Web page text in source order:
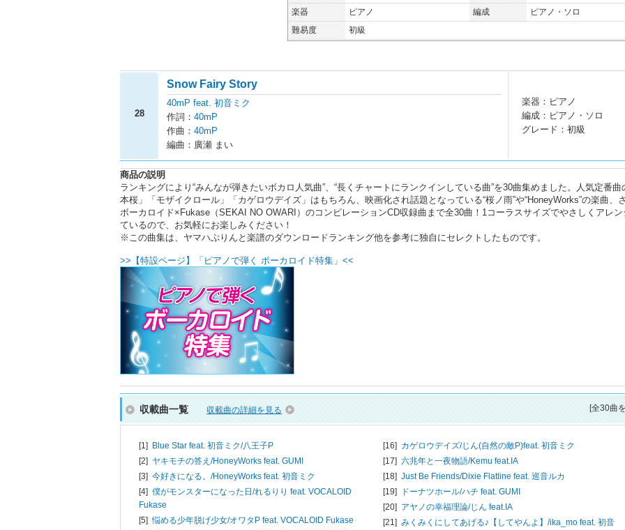
楽器
ピアノ 編成
ピアノ・ソロ
難易度
初級
28
Snow Fairy Story
40mP feat. 初音ミク
作詞： 40mP
作曲： 40mP
編曲：廣瀬 まい
楽器：ピアノ
編成：ピアノ・ソロ
グレード：初級
商品の説明
ランキングにより“みんなが弾きたいボカロ人気曲”、“長くチャートにランクインしている曲”を30曲集めました。人気定番曲
本桜」「モザイクロール」「カゲロウデイズ」はもちろん、映画化され話題となっている“桜ノ雨”や“HoneyWorks”の楽曲、
ボーカロイド×Fukase（SEKAI NO OWARI）のコンピレーションCD収録曲まで全30曲！1コーラスサイズでやさしくアレン
ているので、お気軽にお楽しみください！
※この曲集は、ヤマハぷりんと楽譜のダウンロードランキング他を参考に独自にセレクトしたものです。
>>【特設ページ】「ピアノで弾く ボーカロイド特集」<<
収載曲一覧 収載曲の詳細を見る [全30曲
[1] Blue Star feat. 初音ミク/八王子P
[2] ヤキモチの答え/HoneyWorks feat. GUMI
[3] 今好きになる。/HoneyWorks feat. 初音ミク
[4] 僕がモンスターになった日/れるりり feat. VOCALOID
Fukase
[5]悩める少年脱げ少女/オワタP feat. VOCALOID Fukase
[16] カゲロウデイズ/じん(自然の敵P)feat. 初音ミク
[17] 六兆年と一夜物語/Kemu feat.IA
[18] Just Be Friends/Dixie Flatline feat. 巡音ルカ
[19]
ドーナツホール/ハチ feat. GUMI
[20] アヤノの幸福理論/じん feat.IA
[21] みくみくにしてあげる♪【してやんよ】/ika_mo feat. 初音